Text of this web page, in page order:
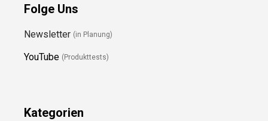
Folge Uns
Newsletter (in Planung)
YouTube (Produkttests)
Kategorien